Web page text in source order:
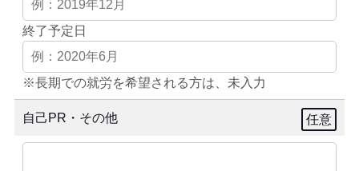
終了予定日
※長期での就労を希望される方は、未入力
自己PR・その他 任意